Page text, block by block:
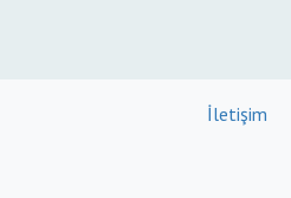
İletişim